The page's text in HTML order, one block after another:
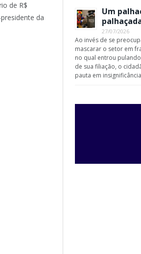
de R$
da
Um
27/07/2026
Ao invés de se
mascarar o setor em
no qual entrou
de sua filiação, o
pauta em